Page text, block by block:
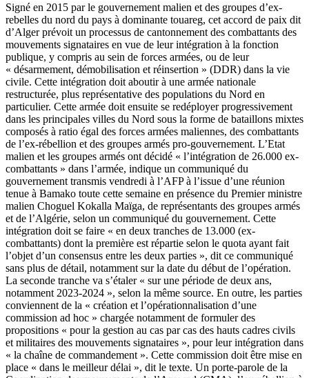
Signé en 2015 par le gouvernement malien et des groupes d’ex-
rebelles du nord du pays à dominante touareg, cet accord de paix dit
d’Alger prévoit un processus de cantonnement des combattants des
mouvements signataires en vue de leur intégration à la fonction
publique, y compris au sein de forces armées, ou de leur
« désarmement, démobilisation et réinsertion » (DDR) dans la vie
civile. Cette intégration doit aboutir à une armée nationale
restructurée, plus représentative des populations du Nord en
particulier. Cette armée doit ensuite se redéployer progressivement
dans les principales villes du Nord sous la forme de bataillons mixtes
composés à ratio égal des forces armées maliennes, des combattants
de l’ex-rébellion et des groupes armés pro-gouvernement. L’Etat
malien et les groupes armés ont décidé « l’intégration de 26.000 ex-
combattants » dans l’armée, indique un communiqué du
gouvernement transmis vendredi à l’AFP à l’issue d’une réunion
tenue à Bamako toute cette semaine en présence du Premier ministre
malien Choguel Kokalla Maïga, de représentants des groupes armés
et de l’Algérie, selon un communiqué du gouvernement. Cette
intégration doit se faire « en deux tranches de 13.000 (ex-
combattants) dont la première est répartie selon le quota ayant fait
l’objet d’un consensus entre les deux parties », dit ce communiqué
sans plus de détail, notamment sur la date du début de l’opération.
La seconde tranche va s’étaler « sur une période de deux ans,
notamment 2023-2024 », selon la même source. En outre, les parties
conviennent de la « création et l’opérationnalisation d’une
commission ad hoc » chargée notamment de formuler des
propositions « pour la gestion au cas par cas des hauts cadres civils
et militaires des mouvements signataires », pour leur intégration dans
« la chaîne de commandement ». Cette commission doit être mise en
place « dans le meilleur délai », dit le texte. Un porte-parole de la